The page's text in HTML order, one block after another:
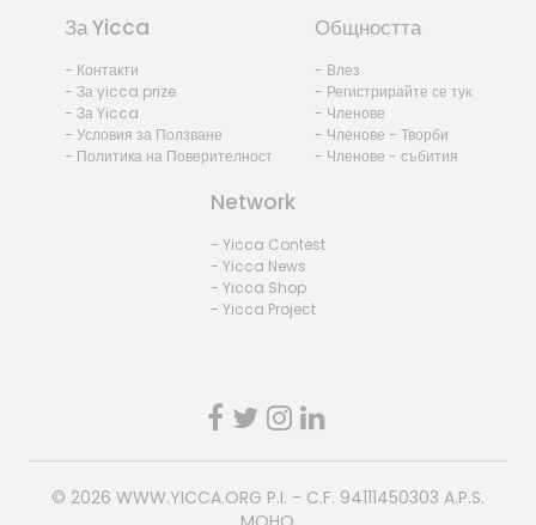
За Yicca
- Контакти
- За yicca prize
- За Yicca
- Условия за Ползване
- Политика на Поверителност
Общността
- Влез
- Регистрирайте се тук
- Членове
- Членове - Творби
- Членове - събития
Network
- Yicca Contest
- Yicca News
- Yicca Shop
- Yicca Project
© 2026 WWW.YICCA.ORG P.I. - C.F. 94111450303 A.P.S.